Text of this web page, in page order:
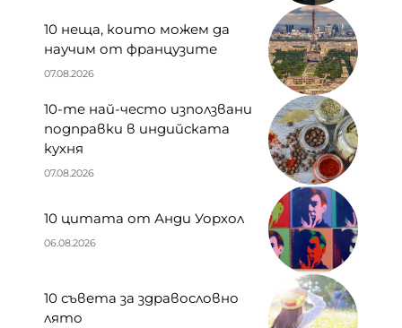
10 неща, които можем да
научим от французите
07.08.2026
10-те най-често използвани
подправки в индийската
кухня
07.08.2026
10 цитата от Анди Уорхол
06.08.2026
10 съвета за здравословно
лято